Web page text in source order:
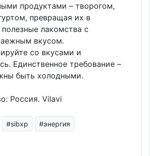
продуктами – творогом,
превращая их в
лакомства с
вкусом.
со вкусами и
Единственное требование –
быть холодными.
Россия. Vilavi
#sibxp #энергия